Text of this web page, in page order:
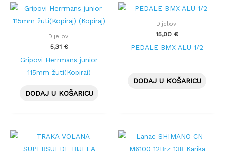
Dijelovi
5,31 €
Gripovi Herrmans junior
115mm žuti(Kopiraj)
DODAJ U KOŠARICU
Dijelovi
15,00 €
PEDALE BMX ALU 1/2
DODAJ U KOŠARICU